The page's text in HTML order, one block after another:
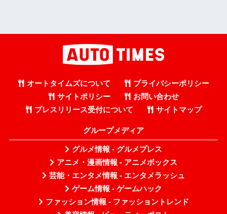
オートタイムズについて
プライバシーポリシー
サイトポリシー
お問い合わせ
プレスリリース受付について
サイトマップ
グループメディア
グルメ情報 - グルメプレス
アニメ・漫画情報 - アニメボックス
芸能・エンタメ情報 - エンタメラッシュ
ゲーム情報 - ゲームハック
ファッション情報 - ファッショントレンド